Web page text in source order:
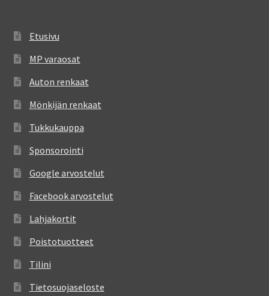
Etusivu
MP varaosat
Auton renkaat
Mönkijän renkaat
Tukkukauppa
Sponsorointi
Google arvostelut
Facebook arvostelut
Lahjakortit
Poistotuotteet
Tilini
Tietosuojaseloste